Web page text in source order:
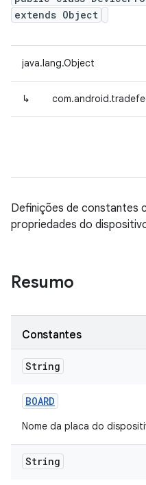
extends Object
java.lang.Object
↳
Definições de constantes
propriedades do
Resumo
Constantes
String
BOARD
Nome da placa do
String